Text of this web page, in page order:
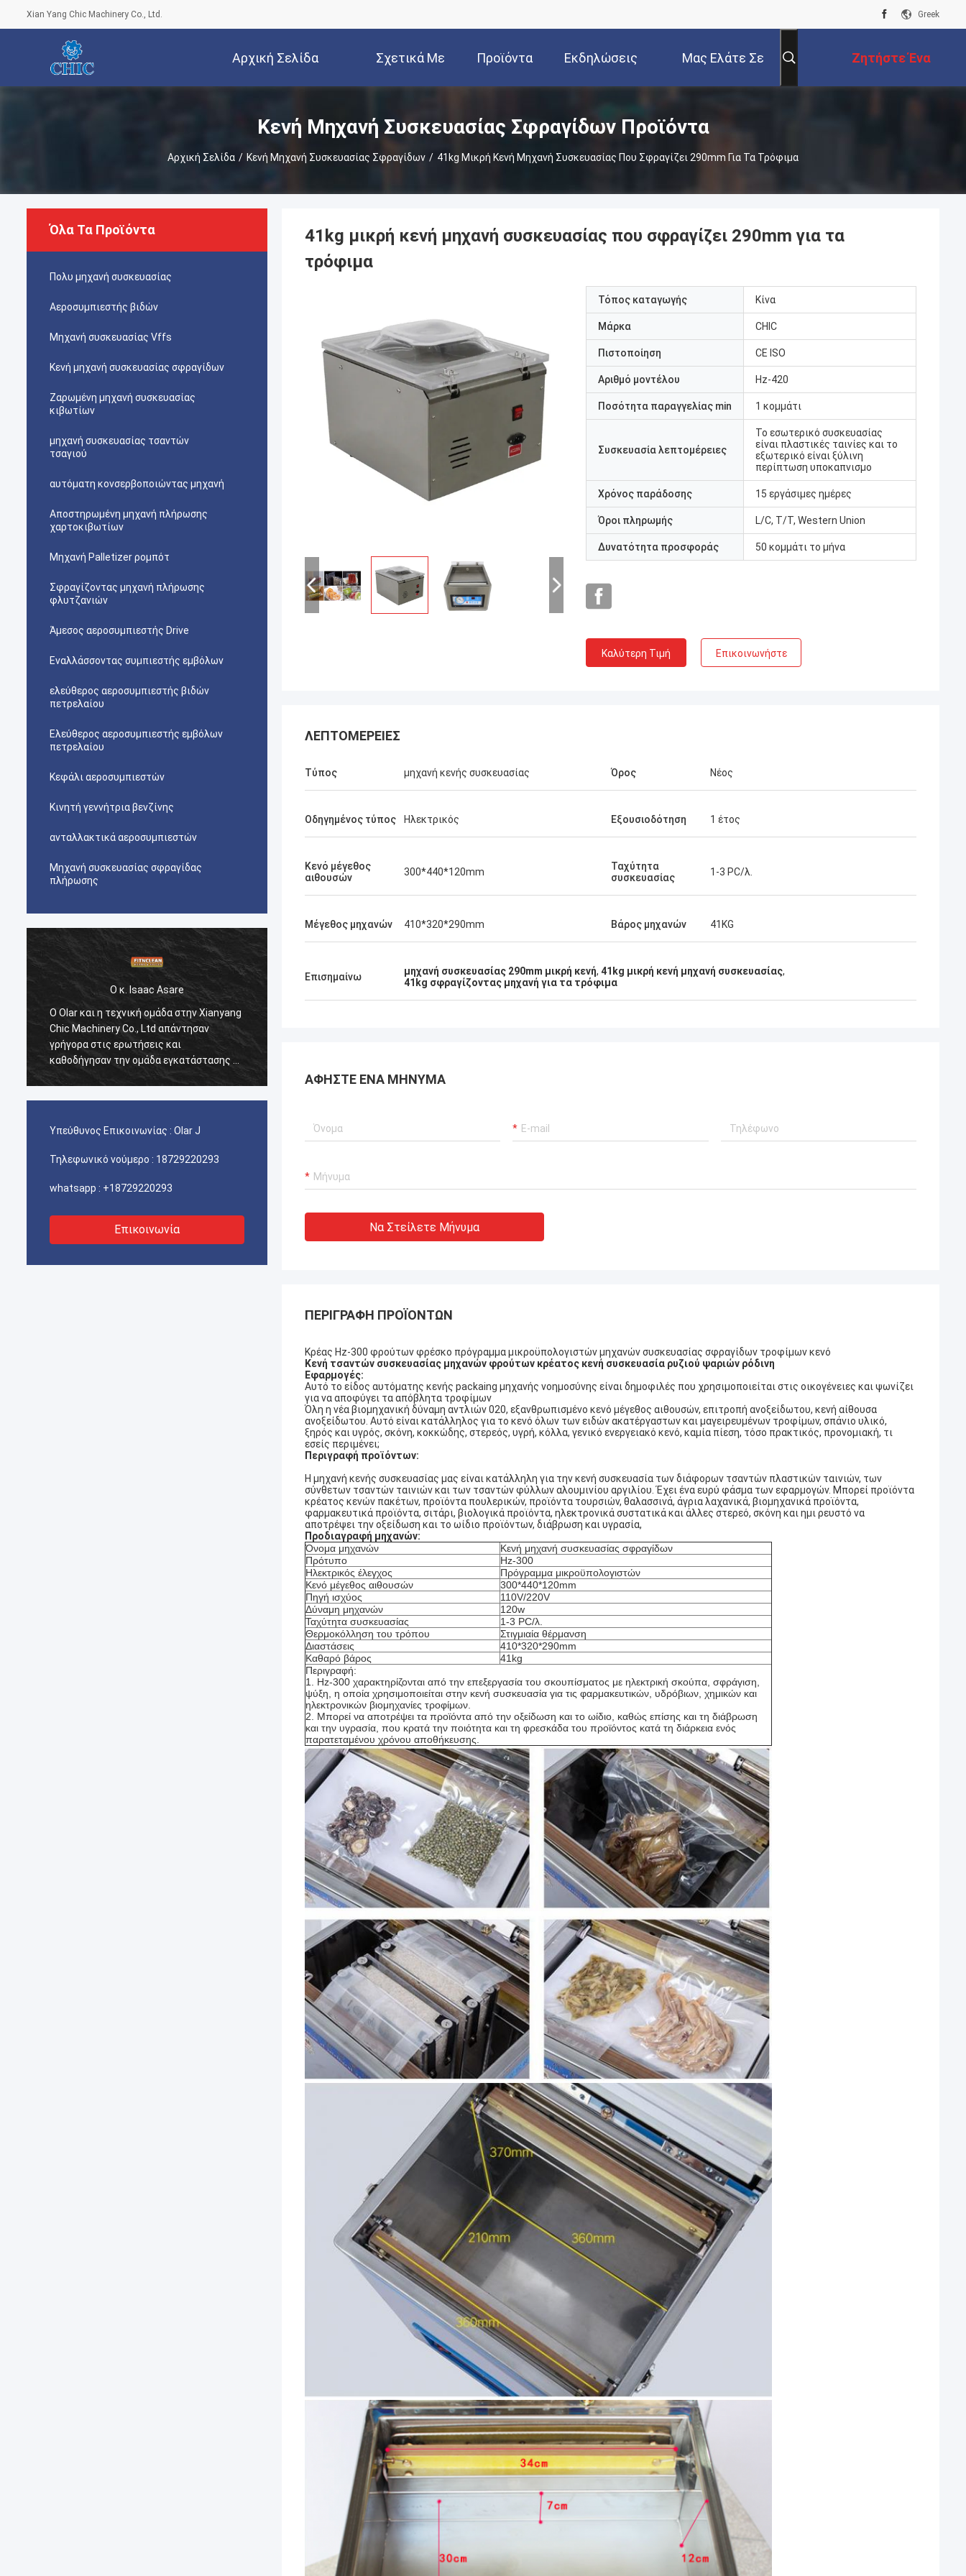
Xian Yang Chic Machinery Co., Ltd. Greek
Αρχική Σελίδα Σχετικά Με Προϊόντα Εκδηλώσεις Μας Ελάτε Σε Ζητήστε Ένα
Απόσπασμα
Κενή Μηχανή Συσκευασίας Σφραγίδων Προϊόντα
Αρχική Σελίδα / Κενή Μηχανή Συσκευασίας Σφραγίδων / 41kg Μικρή Κενή Μηχανή Συσκευασίας Που Σφραγίζει 290mm Για Τα Τρόφιμα
Όλα Τα Προϊόντα
Πολυ μηχανή συσκευασίας
Αεροσυμπιεστής βιδών
Μηχανή συσκευασίας Vffs
Κενή μηχανή συσκευασίας σφραγίδων
Ζαρωμένη μηχανή συσκευασίας
κιβωτίων
μηχανή συσκευασίας τσαντών
τσαγιού
αυτόματη κονσερβοποιώντας μηχανή
Αποστηρωμένη μηχανή πλήρωσης
χαρτοκιβωτίων
Μηχανή Palletizer ρομπότ
Σφραγίζοντας μηχανή πλήρωσης
φλυτζανιών
Άμεσος αεροσυμπιεστής Drive
Εναλλάσσοντας συμπιεστής εμβόλων
ελεύθερος αεροσυμπιεστής βιδών
πετρελαίου
Ελεύθερος αεροσυμπιεστής εμβόλων
πετρελαίου
Κεφάλι αεροσυμπιεστών
Κινητή γεννήτρια βενζίνης
ανταλλακτικά αεροσυμπιεστών
Μηχανή συσκευασίας σφραγίδας
πλήρωσης
Xianyang
σε
Ο κ. Isaac Asare
Ο Olar και η τεχνική ομάδα στην Xianyang
Chic Machinery Co., Ltd απάντησαν
γρήγορα στις ερωτήσεις και
καθοδήγησαν την ομάδα εγκατάστασης σε
όλη τη διαδικασία. Στο τέλος, το
Υπεύθυνος Επικοινωνίας : Olar J
Τηλεφωνικό νούμερο : 18729220293
whatsapp : +18729220293
Επικοινωνία
41kg μικρή κενή μηχανή συσκευασίας που σφραγίζει 290mm για τα
τρόφιμα
Τόπος καταγωγής Κίνα
Μάρκα CHIC
Πιστοποίηση CE ISO
Αριθμό μοντέλου Hz-420
Ποσότητα παραγγελίας min 1 κομμάτι
Συσκευασία λεπτομέρειες
Το εσωτερικό συσκευασίας
είναι πλαστικές ταινίες και το
εξωτερικό είναι ξύλινη
περίπτωση υποκαπνισμο
Χρόνος παράδοσης 15 εργάσιμες ημέρες
Όροι πληρωμής L/C, T/T, Western Union
Δυνατότητα προσφοράς 50 κομμάτι το μήνα
Καλύτερη Τιμή Επικοινωνήστε
ΛΕΠΤΟΜΈΡΕΙΕΣ
Τύπος μηχανή κενής συσκευασίας Όρος Νέος
Οδηγημένος τύπος Ηλεκτρικός Εξουσιοδότηση 1 έτος
Κενό μέγεθος
αιθουσών
300*440*120mm
Ταχύτητα
συσκευασίας
1-3 PC/λ.
Μέγεθος μηχανών 410*320*290mm Βάρος μηχανών 41KG
Επισημαίνω μηχανή συσκευασίας 290mm μικρή κενή, 41kg μικρή κενή μηχανή συσκευασίας,
41kg σφραγίζοντας μηχανή για τα τρόφιμα
ΑΦΉΣΤΕ ΈΝΑ ΜΉΝΥΜΑ
Να Στείλετε Μήνυμα
ΠΕΡΙΓΡΑΦΉ ΠΡΟΪΌΝΤΩΝ
Κρέας Hz-300 φρούτων φρέσκο πρόγραμμα μικροϋπολογιστών μηχανών συσκευασίας σφραγίδων τροφίμων κενό
Κενή τσαντών συσκευασίας μηχανών φρούτων κρέατος κενή συσκευασία ρυζιού ψαριών ρόδινη
Εφαρμογές:
Αυτό το είδος αυτόματης κενής packaing μηχανής νοημοσύνης είναι δημοφιλές που χρησιμοποιείται στις οικογένειες και ψωνίζει
για να αποφύγει τα απόβλητα τροφίμων
Όλη η νέα βιομηχανική δύναμη αντλιών 020, εξανθρωπισμένο κενό μέγεθος αιθουσών, επιτροπή ανοξείδωτου, κενή αίθουσα
ανοξείδωτου. Αυτό είναι κατάλληλος για το κενό όλων των ειδών ακατέργαστων και μαγειρευμένων τροφίμων, σπάνιο υλικό,
ξηρός και υγρός, σκόνη, κοκκώδης, στερεός, υγρή, κόλλα, γενικό ενεργειακό κενό, καμία πίεση, τόσο πρακτικός, προνομιακή, τι
εσείς περιμένει;
Περιγραφή προϊόντων:
Η μηχανή κενής συσκευασίας μας είναι κατάλληλη για την κενή συσκευασία των διάφορων τσαντών πλαστικών ταινιών, των
σύνθετων τσαντών ταινιών και των τσαντών φύλλων αλουμινίου αργιλίου. Έχει ένα ευρύ φάσμα των εφαρμογών. Μπορεί προϊόντα
κρέατος κενών πακέτων, προϊόντα πουλερικών, προϊόντα τουρσιών, θαλασσινά, άγρια λαχανικά, βιομηχανικά προϊόντα,
φαρμακευτικά προϊόντα, σιτάρι, βιολογικά προϊόντα, ηλεκτρονικά συστατικά και άλλες στερεό, σκόνη και ημι ρευστό να
αποτρέψει την οξείδωση και το ωίδιο προϊόντων, διάβρωση και υγρασία,
Προδιαγραφή μηχανών:
Όνομα μηχανών
Κενή μηχανή συσκευασίας σφραγίδων
Πρότυπο
Hz-300
Ηλεκτρικός έλεγχος
Πρόγραμμα μικροϋπολογιστών
Κενό μέγεθος αιθουσών
300*440*120mm
Πηγή ισχύος
110V/220V
Δύναμη μηχανών
120w
Ταχύτητα συσκευασίας
1-3 PC/λ.
Θερμοκόλληση του τρόπου
Στιγμιαία θέρμανση
Διαστάσεις
410*320*290mm
Καθαρό βάρος
41kg
Περιγραφή:
1. Hz-300 χαρακτηρίζονται από την επεξεργασία του σκουπίσματος με ηλεκτρική σκούπα, σφράγιση,
ψύξη, η οποία χρησιμοποιείται στην κενή συσκευασία για τις φαρμακευτικών, υδρόβιων, χημικών και
ηλεκτρονικών βιομηχανίες τροφίμων.
2. Μπορεί να αποτρέψει τα προϊόντα από την οξείδωση και το ωίδιο, καθώς επίσης και τη διάβρωση
και την υγρασία, που κρατά την ποιότητα και τη φρεσκάδα του προϊόντος κατά τη διάρκεια ενός
παρατεταμένου χρόνου αποθήκευσης.